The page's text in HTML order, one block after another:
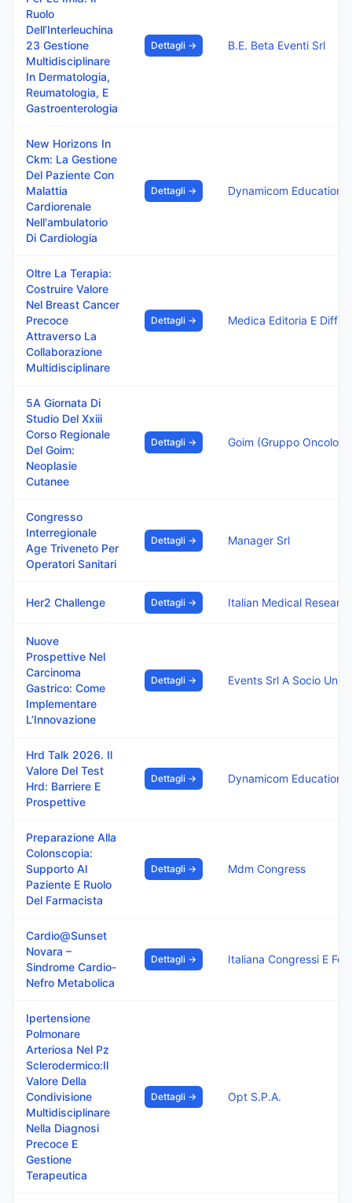
Ruolo
Dell’Interleuchina
23 Gestione
Multidisciplinare
In Dermatologia,
Reumatologia, E
Gastroenterologia
Dettagli → B.E. Beta Eventi Srl
New Horizons In
Ckm: La Gestione
Del Paziente Con
Malattia
Cardiorenale
Nell'ambulatorio
Di Cardiologia
Dettagli → Dynamicom Education
Oltre La Terapia:
Costruire Valore
Nel Breast Cancer
Precoce
Attraverso La
Collaborazione
Multidisciplinare
Dettagli →
5A Giornata Di
Studio Del Xxiii
Corso Regionale
Del Goim:
Neoplasie
Cutanee
Dettagli →
Congresso
Interregionale
Age Triveneto Per
Operatori Sanitari
Dettagli → Manager Srl
Her2 Challenge Dettagli →
Nuove
Prospettive Nel
Carcinoma
Gastrico: Come
Implementare
L’Innovazione
Dettagli → Events Srl A Socio Unico
Hrd Talk 2026. Il
Valore Del Test
Hrd: Barriere E
Prospettive
Dettagli → Dynamicom Education
Preparazione Alla
Colonscopia:
Supporto Al
Paziente E Ruolo
Del Farmacista
Dettagli → Mdm Congress
Cardio@Sunset
Novara –
Sindrome Cardio-
Nefro Metabolica
Dettagli →
Ipertensione
Polmonare
Arteriosa Nel Pz
Sclerodermico:Il
Valore Della
Condivisione
Multidisciplinare
Nella Diagnosi
Precoce E
Gestione
Terapeutica
Dettagli → Opt S.P.A.